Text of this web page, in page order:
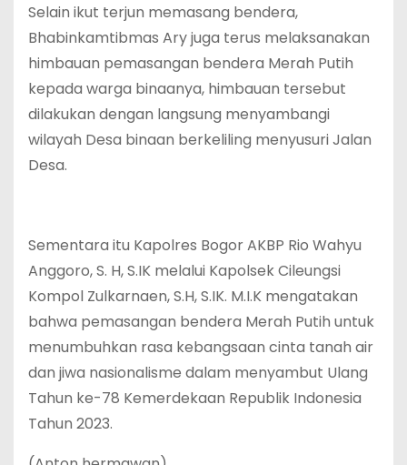
Selain ikut terjun memasang bendera,
Bhabinkamtibmas Ary juga terus melaksanakan
himbauan pemasangan bendera Merah Putih
kepada warga binaanya, himbauan tersebut
dilakukan dengan langsung menyambangi
wilayah Desa binaan berkeliling menyusuri Jalan
Desa.
Sementara itu Kapolres Bogor AKBP Rio Wahyu
Anggoro, S. H, S.IK melalui Kapolsek Cileungsi
Kompol Zulkarnaen, S.H, S.IK. M.I.K mengatakan
bahwa pemasangan bendera Merah Putih untuk
menumbuhkan rasa kebangsaan cinta tanah air
dan jiwa nasionalisme dalam menyambut Ulang
Tahun ke-78 Kemerdekaan Republik Indonesia
Tahun 2023.